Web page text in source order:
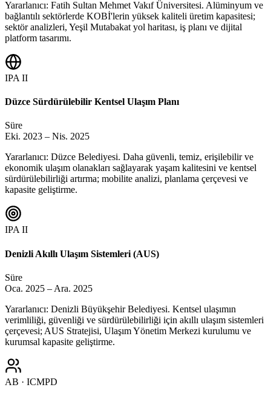
Yararlanıcı: Fatih Sultan Mehmet Vakıf Üniversitesi. Alüminyum ve
bağlantılı sektörlerde KOBİ'lerin yüksek kaliteli üretim kapasitesi;
sektör analizleri, Yeşil Mutabakat yol haritası, iş planı ve dijital
platform tasarımı.
IPA II
Düzce Sürdürülebilir Kentsel Ulaşım Planı
Süre
Eki. 2023 – Nis. 2025
Yararlanıcı: Düzce Belediyesi. Daha güvenli, temiz, erişilebilir ve
ekonomik ulaşım olanakları sağlayarak yaşam kalitesini ve kentsel
sürdürülebilirliği artırma; mobilite analizi, planlama çerçevesi ve
kapasite geliştirme.
IPA II
Denizli Akıllı Ulaşım Sistemleri (AUS)
Süre
Oca. 2025 – Ara. 2025
Yararlanıcı: Denizli Büyükşehir Belediyesi. Kentsel ulaşımın
verimliliği, güvenliği ve sürdürülebilirliği için akıllı ulaşım sistemleri
çerçevesi; AUS Stratejisi, Ulaşım Yönetim Merkezi kurulumu ve
kurumsal kapasite geliştirme.
AB · ICMPD